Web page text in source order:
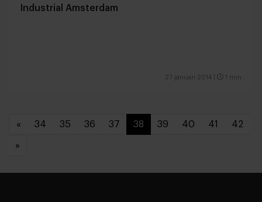
Industrial Amsterdam
27 januari 2014 1 min
« 34 35 36 37 38 39 40 41 42
»